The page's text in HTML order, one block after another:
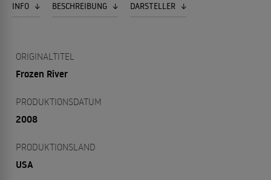
INFO BESCHREIBUNG DARSTELLER
ORIGINALTITEL
Frozen River
PRODUKTIONSDATUM
2008
PRODUKTIONSLAND
USA